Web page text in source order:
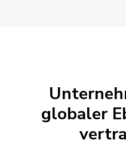
globaler